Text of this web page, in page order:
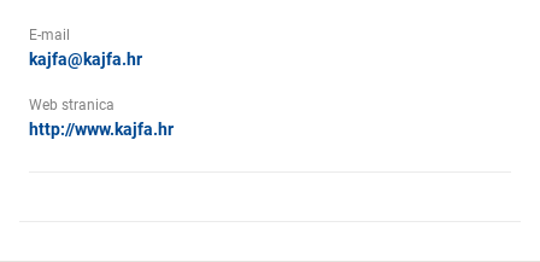
E-mail
kajfa@kajfa.hr
Web stranica
http://www.kajfa.hr